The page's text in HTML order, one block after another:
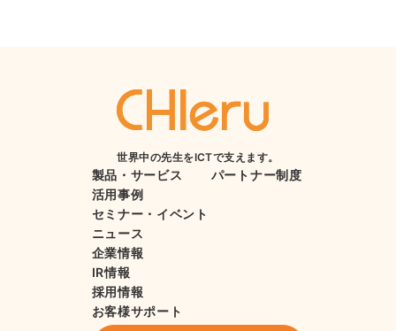
世界中の先生をICTで支えます。
製品・サービス
活用事例
セミナー・イベント
ニュース
企業情報
IR情報
採用情報
お客様サポート
パートナー制度